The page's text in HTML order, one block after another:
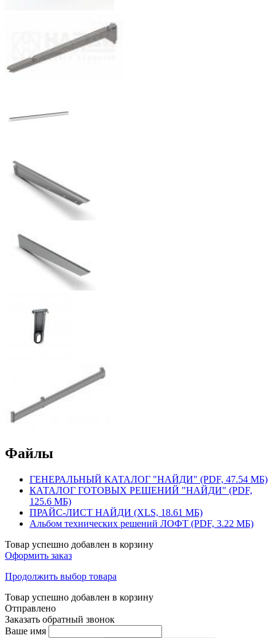
Файлы
ГЕНЕРАЛЬНЫЙ КАТАЛОГ "НАЙДИ" (PDF, 47.54 МБ)
КАТАЛОГ ГОТОВЫХ РЕШЕНИЙ "НАЙДИ" (PDF,
125.6 МБ)
ПРАЙС-ЛИСТ НАЙДИ (XLS, 18.61 МБ)
Альбом технических решений ЛОФТ (PDF, 3.22 МБ)
Товар успешно добавлен в корзину
Оформить заказ
Продолжить выбор товара
Товар успешно добавлен в корзину
Отправлено
Заказать обратный звонок
Ваше имя